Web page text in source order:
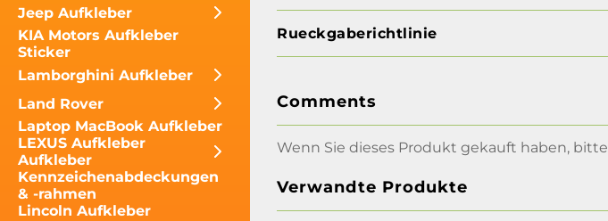
Jeep Aufkleber
KIA Motors Aufkleber
Sticker
Lamborghini Aufkleber
Land Rover
Laptop MacBook Aufkleber
LEXUS Aufkleber
Aufkleber
Kennzeichenabdeckungen
& -rahmen
Lincoln Aufkleber
Rueckgaberichtlinie
Comments
Wenn Sie dieses Produkt gekauft haben, bitte
Verwandte Produkte